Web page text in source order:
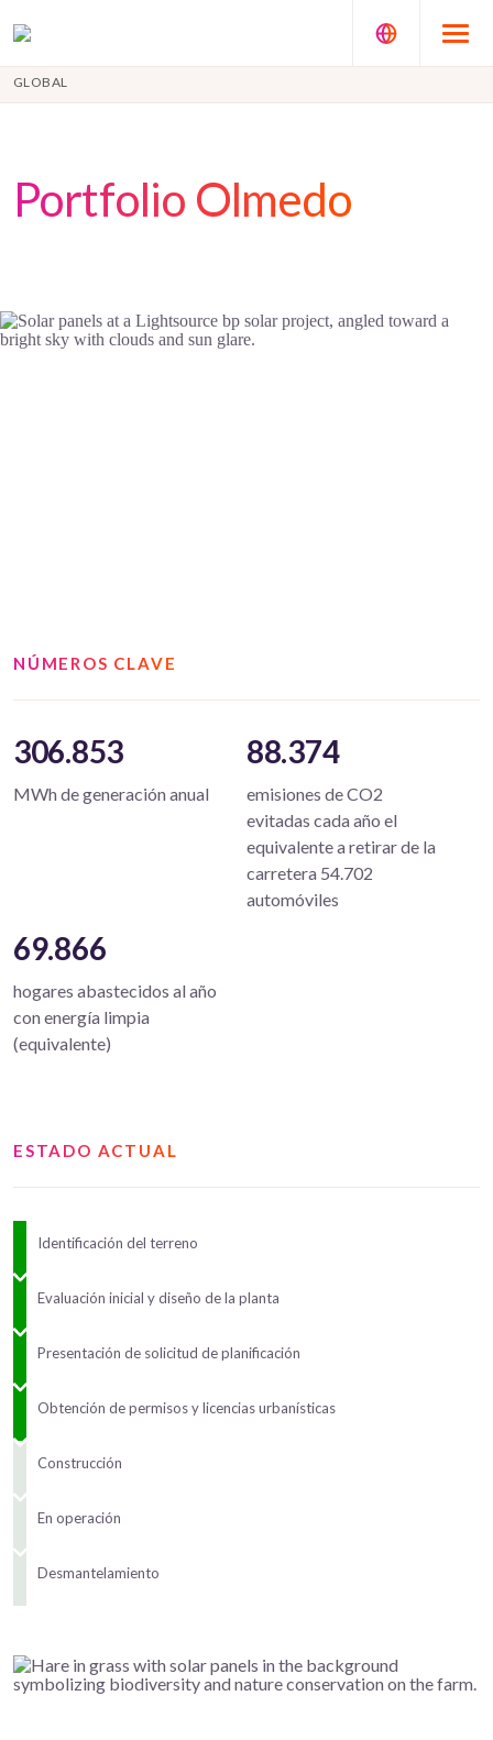
GLOBAL
Portfolio Olmedo
NÚMEROS CLAVE
306.853
MWh de generación anual
88.374
emisiones de CO2
evitadas cada año el
equivalente a retirar de la
carretera 54.702
automóviles
69.866
hogares abastecidos al año
con energía limpia
(equivalente)
ESTADO ACTUAL
Identificación del terreno
Evaluación inicial y diseño de la planta
Presentación de solicitud de planificación
Obtención de permisos y licencias urbanísticas
Construcción
En operación
Desmantelamiento